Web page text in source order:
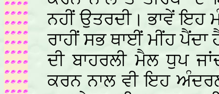
ਨਹੀਂ ਉਤਰਦੀ। ਭਾਵੇਂ ਇਹ
ਰਾਹੀਂ ਸਭ ਥਾਈਂ ਮੀਂਹ
ਦੀ ਬਾਹਰਲੀ ਮੈਲ ਧੁਪ
ਕਰਨ ਨਾਲ ਵੀ ਇਹ